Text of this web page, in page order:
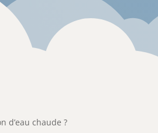
d’eau chaude ?